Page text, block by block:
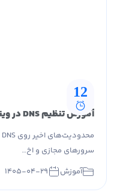
12
سرورهای مجازی و اخ…
آموزش
۱۴۰۵-۰۴-۲۹